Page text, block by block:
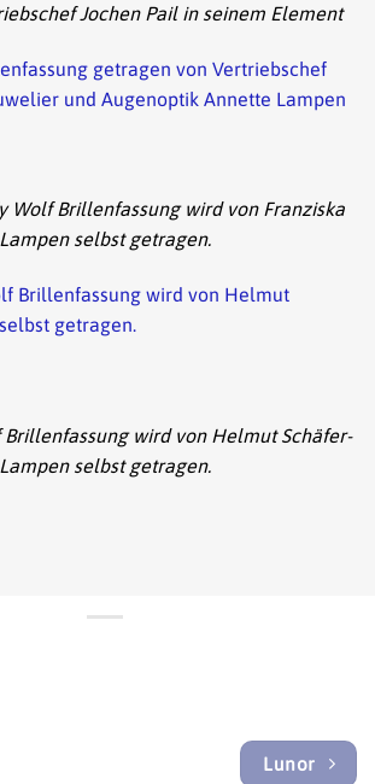
Jochen Pail in seinem Element
Wolf Brillenfassung wird von Franziska
Lampen selbst getragen.
Brillenfassung wird von Helmut Schäfer-
Lampen selbst getragen.
Lunor